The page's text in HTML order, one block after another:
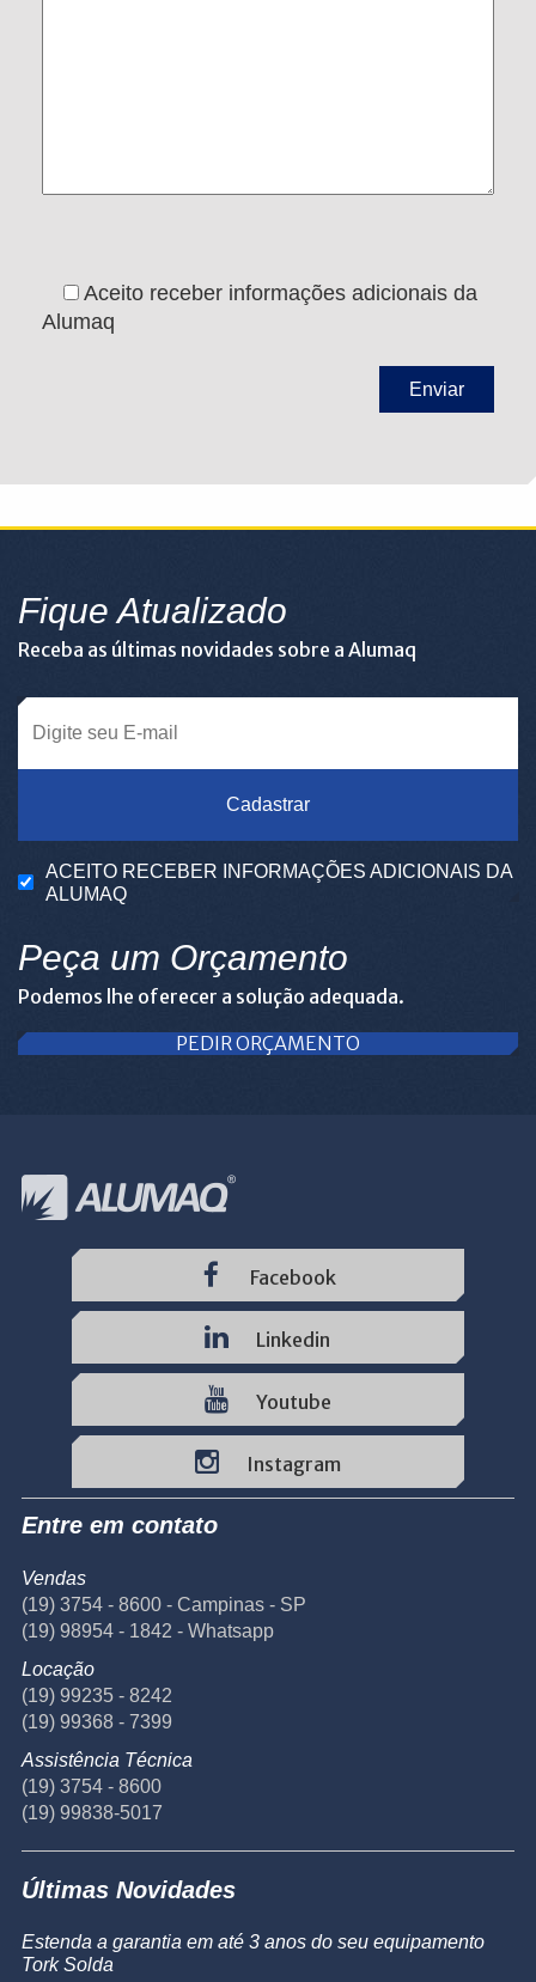
Aceito receber informações adicionais da
Alumaq
Fique Atualizado
Receba as últimas novidades sobre a Alumaq
Cadastrar
ACEITO RECEBER INFORMAÇÕES ADICIONAIS DA
ALUMAQ
Peça um Orçamento
Podemos lhe oferecer a solução adequada.
PEDIR ORÇAMENTO
Facebook
Linkedin
Youtube
Instagram
Entre em contato
Vendas
(19) 3754 - 8600 - Campinas - SP
(19) 98954 - 1842 - Whatsapp
Locação
(19) 99235 - 8242
(19) 99368 - 7399
Assistência Técnica
(19) 3754 - 8600
(19) 99838-5017
Últimas Novidades
Estenda a garantia em até 3 anos do seu equipamento
Tork Solda